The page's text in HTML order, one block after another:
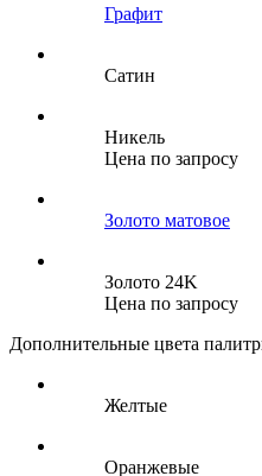
Графит
Сатин
Никель
Цена по запросу
Золото матовое
Золото 24K
Цена по запросу
Дополнительные цвета
Желтые
Оранжевые